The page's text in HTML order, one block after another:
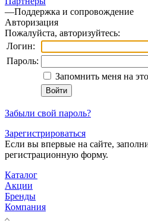
—Поддержка и сопровождение
Авторизация
Пожалуйста, авторизуйтесь:
Логин:
Пароль:
Запомнить меня на
Забыли свой пароль?
Зарегистрироваться
Если вы впервые на сайте,
регистрационную форму.
Каталог
Акции
Бренды
Компания